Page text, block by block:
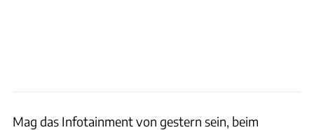
Mag das Infotainment von gestern sein, beim